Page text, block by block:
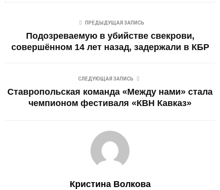
ПРЕДЫДУЩАЯ ЗАПИСЬ
Подозреваемую в убийстве свекрови,
совершённом 14 лет назад, задержали в КБР
СЛЕДУЮЩАЯ ЗАПИСЬ
Ставропольская команда «Между нами» стала
чемпионом фестиваля «КВН Кавказ»
Кристина Волкова